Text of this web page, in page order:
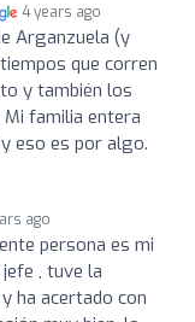
4 years ago
Arganzuela (y
que corren
y también los
familia entera
eso es por algo.
ago
persona es mi
, tuve la
ha acertado con